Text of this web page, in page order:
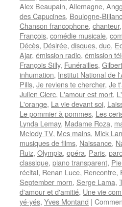
Alex Beaupain, Allemagne,
des Capucines, Boulogne-
Chanson francophone, chanteur,
François, comédie musicale,
Décès, Désirée, disques, duo,
Ajar, émission radio, émission
François Silly, Funérailles,
inhumation, Institut National de
Pills, Je reviens te chercher, Je
Julien Clerc, L'amour est mort,
L'orange, La vie devant soi,
Le pommier à pommes, Les
Lynda Lemay, Madame Roza,
Melody TV, Mes mains, Mick
musiques de films, Naissance,
Ruiz, Olympia, opéra, Paris,
classique, piano transparent,
récital, Renan Luce, Rencontre,
September morn, Serge Lama,
d'amour et d'amitié, Une vie
yé-yés, Yves Montand |